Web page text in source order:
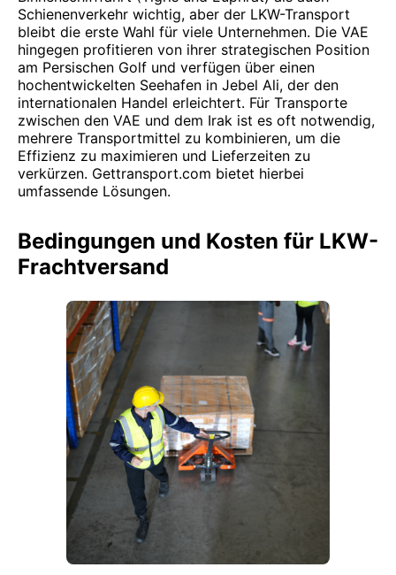
Schienenverkehr wichtig, aber der LKW-Transport
bleibt die erste Wahl für viele Unternehmen. Die VAE
hingegen profitieren von ihrer strategischen Position
am Persischen Golf und verfügen über einen
hochentwickelten Seehafen in Jebel Ali, der den
internationalen Handel erleichtert. Für Transporte
zwischen den VAE und dem Irak ist es oft notwendig,
mehrere Transportmittel zu kombinieren, um die
Effizienz zu maximieren und Lieferzeiten zu
verkürzen. Gettransport.com bietet hierbei
umfassende Lösungen.
Bedingungen und Kosten für LKW-
Frachtversand